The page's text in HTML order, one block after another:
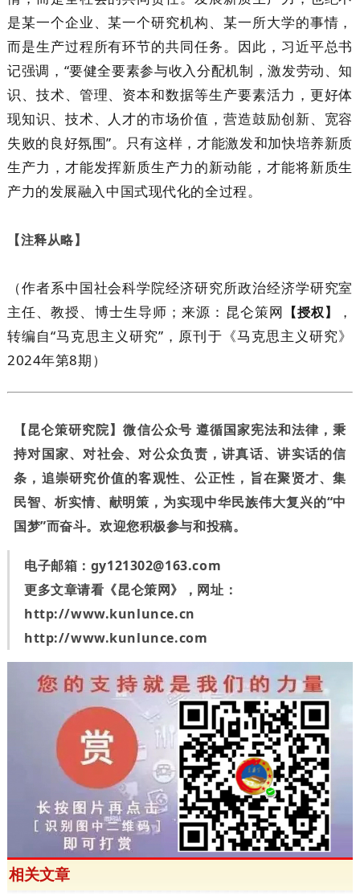
是某一个企业、某一个研究机构、某一所大学的事情，
而是生产过程所有环节的共同任务。因此，习近平总书
记强调，“要健全要素参与收入分配机制，激发劳动、知
识、技术、管理、资本和数据等生产要素活力，更好体
现知识、技术、人才的市场价值，营造鼓励创新、宽容
失败的良好氛围”。只有这样，才能激发和加快培养新质
生产力，才能发挥新质生产力的新动能，才能将新质生
产力的发展融入中国式现代化的全过程。
【注释从略】
（作者系中国社会科学院经济研究所政治经济学研究室
主任、教授、博士生导师；来源：昆仑策网 【授权】
，
转编自“马克思主义研究”，原刊于 《马克思主义研究》
2024年第8期）
【昆仑策研究院】微信公众号 遵循国家宪法和法律，秉
持对国家、对社会、对公众负责，讲真话、讲实话的信
条，追崇研究价值的客观性、公正性，旨在聚贤才、集
民智、析实情、献明策，为实现中华民族伟大复兴的“中
国梦”而奋斗。欢迎您积极参与和投稿。
电子邮箱： gy121302@163.com
更多文章请看《昆仑策网》，网址：
http://www.kunlunce.cn
http://www.kunlunce.com
相关文章